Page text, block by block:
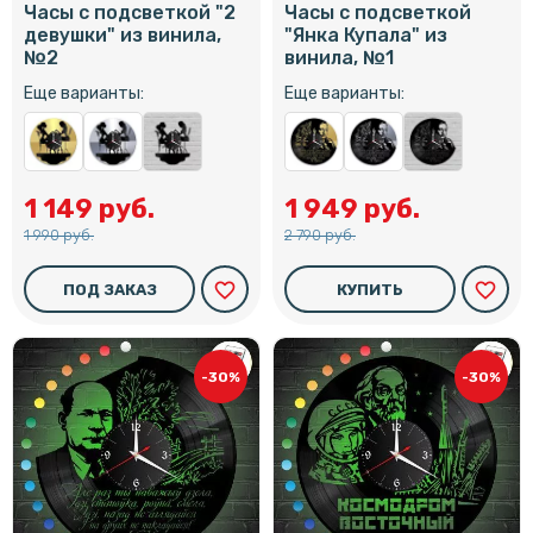
Часы с подсветкой "2
девушки" из винила,
№2
Еще варианты:
1 149 руб.
1 990 руб.
ПОД ЗАКАЗ favorite_border
Часы с подсветкой
"Янка Купала" из
винила, №1
Еще варианты:
1 949 руб.
2 790 руб.
КУПИТЬ favorite_border
-30% -30%